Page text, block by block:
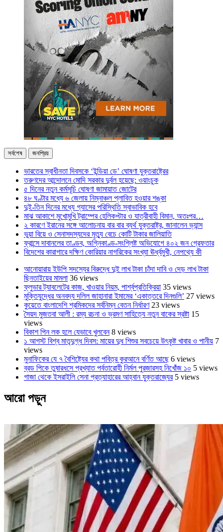
সর্বশেষ জনপ্রিয়
ভারতের স্বাধীনতা দিবসকে ‘ইন্ডিয়া ডে’ ঘোষণা যুক্তরাষ্ট্রের
তরুণদের আন্দোলনে মোদি সরকার দুর্বল হয়েছে: ওয়াংচুক
৫ দিনের নতুন কর্মসূচি ঘোষণা জামায়াত জোটের
৪৮ ঘণ্টার মধ্যে ৬ জেলায় নিম্নাঞ্চল প্লাবিত হওয়ার শঙ্কা
দুই-তিন দিনের মধ্যে গ্যাসের পরিস্থিতি স্বাভাবিক হবে
মাঝ আকাশে মুখোমুখি ট্রাম্পের হেলিকপ্টার ও যাত্রীবাহী বিমান, অতঃপর…
২ কারণে ইরানের সঙ্গে আলোচনায় বার বার ব্যর্থ যুক্তরাষ্ট্র, জানালেন ভ্যান্স
ভুয়া বিয়ে ও সেনাসদস্যদের মৃত্যু বেচে কোটি টাকার জালিয়াতি
ফ্রান্সে দাবানলের তাণ্ডব, অগ্নিকাণ্ড-সংশ্লিষ্ট অভিযোগে ৪০২ জন গ্রেফতার
বিদেশের কারাগারে দক্ষিণ কোরিয়ার নাগরিকের সংখ্যা ঊর্ধ্বমুখী, নেপথ্যে কী
আনোয়ারায় ইউপি সদস্যের বিরুদ্ধে দুই লাখ টাকা চাঁদা দাবি ও দেড় লাখ টাকা
ছিনতাইয়ের মামলা 36 views
ফ্লুভার ট্যাবলেটের কাজ, খাওয়ার নিয়ম, পার্শ্বপ্রতিক্রিয়া 35 views
মুক্তিযুদ্ধের অনবদ্য দলিল জাহানারা ইমামের ‘একাত্তরে দিনগুলি’ 27 views
কুয়েতে বাংলাদেশি শ্রমিকদের সর্বনিম্ন বেতন নির্ধারণ 23 views
সৈয়দ মুজতবা আলী : রম্য রচনা ও ভ্রমণ সাহিত্যে নতুন বাকের স্রষ্টা 15
views
বিকাশ পিন লক হলে যেভাবে খুলবেন 8 views
১ আগস্ট বিশ্ব মাতৃদুগ্ধ দিবস: মায়ের দুধ শিশুর সবচেয়ে উৎকৃষ্ট খাবার ও পানীয় 7
views
মুনাফিকের যে ৭ বৈশিষ্ট্যের কথা পবিত্র কুরআনে বর্ণিত আছে 6 views
ব্রড পিকে তুষারধসে প্রখ্যাত পর্বতারোহী নির্মল ‍পুরজারসহ নিখোঁজ ১০ 5 views
গাজা থেকে ইসরাইলি সেনা প্রত্যাহারের আহ্বান যুক্তরাজ্যের 5 views
আরো পড়ুন